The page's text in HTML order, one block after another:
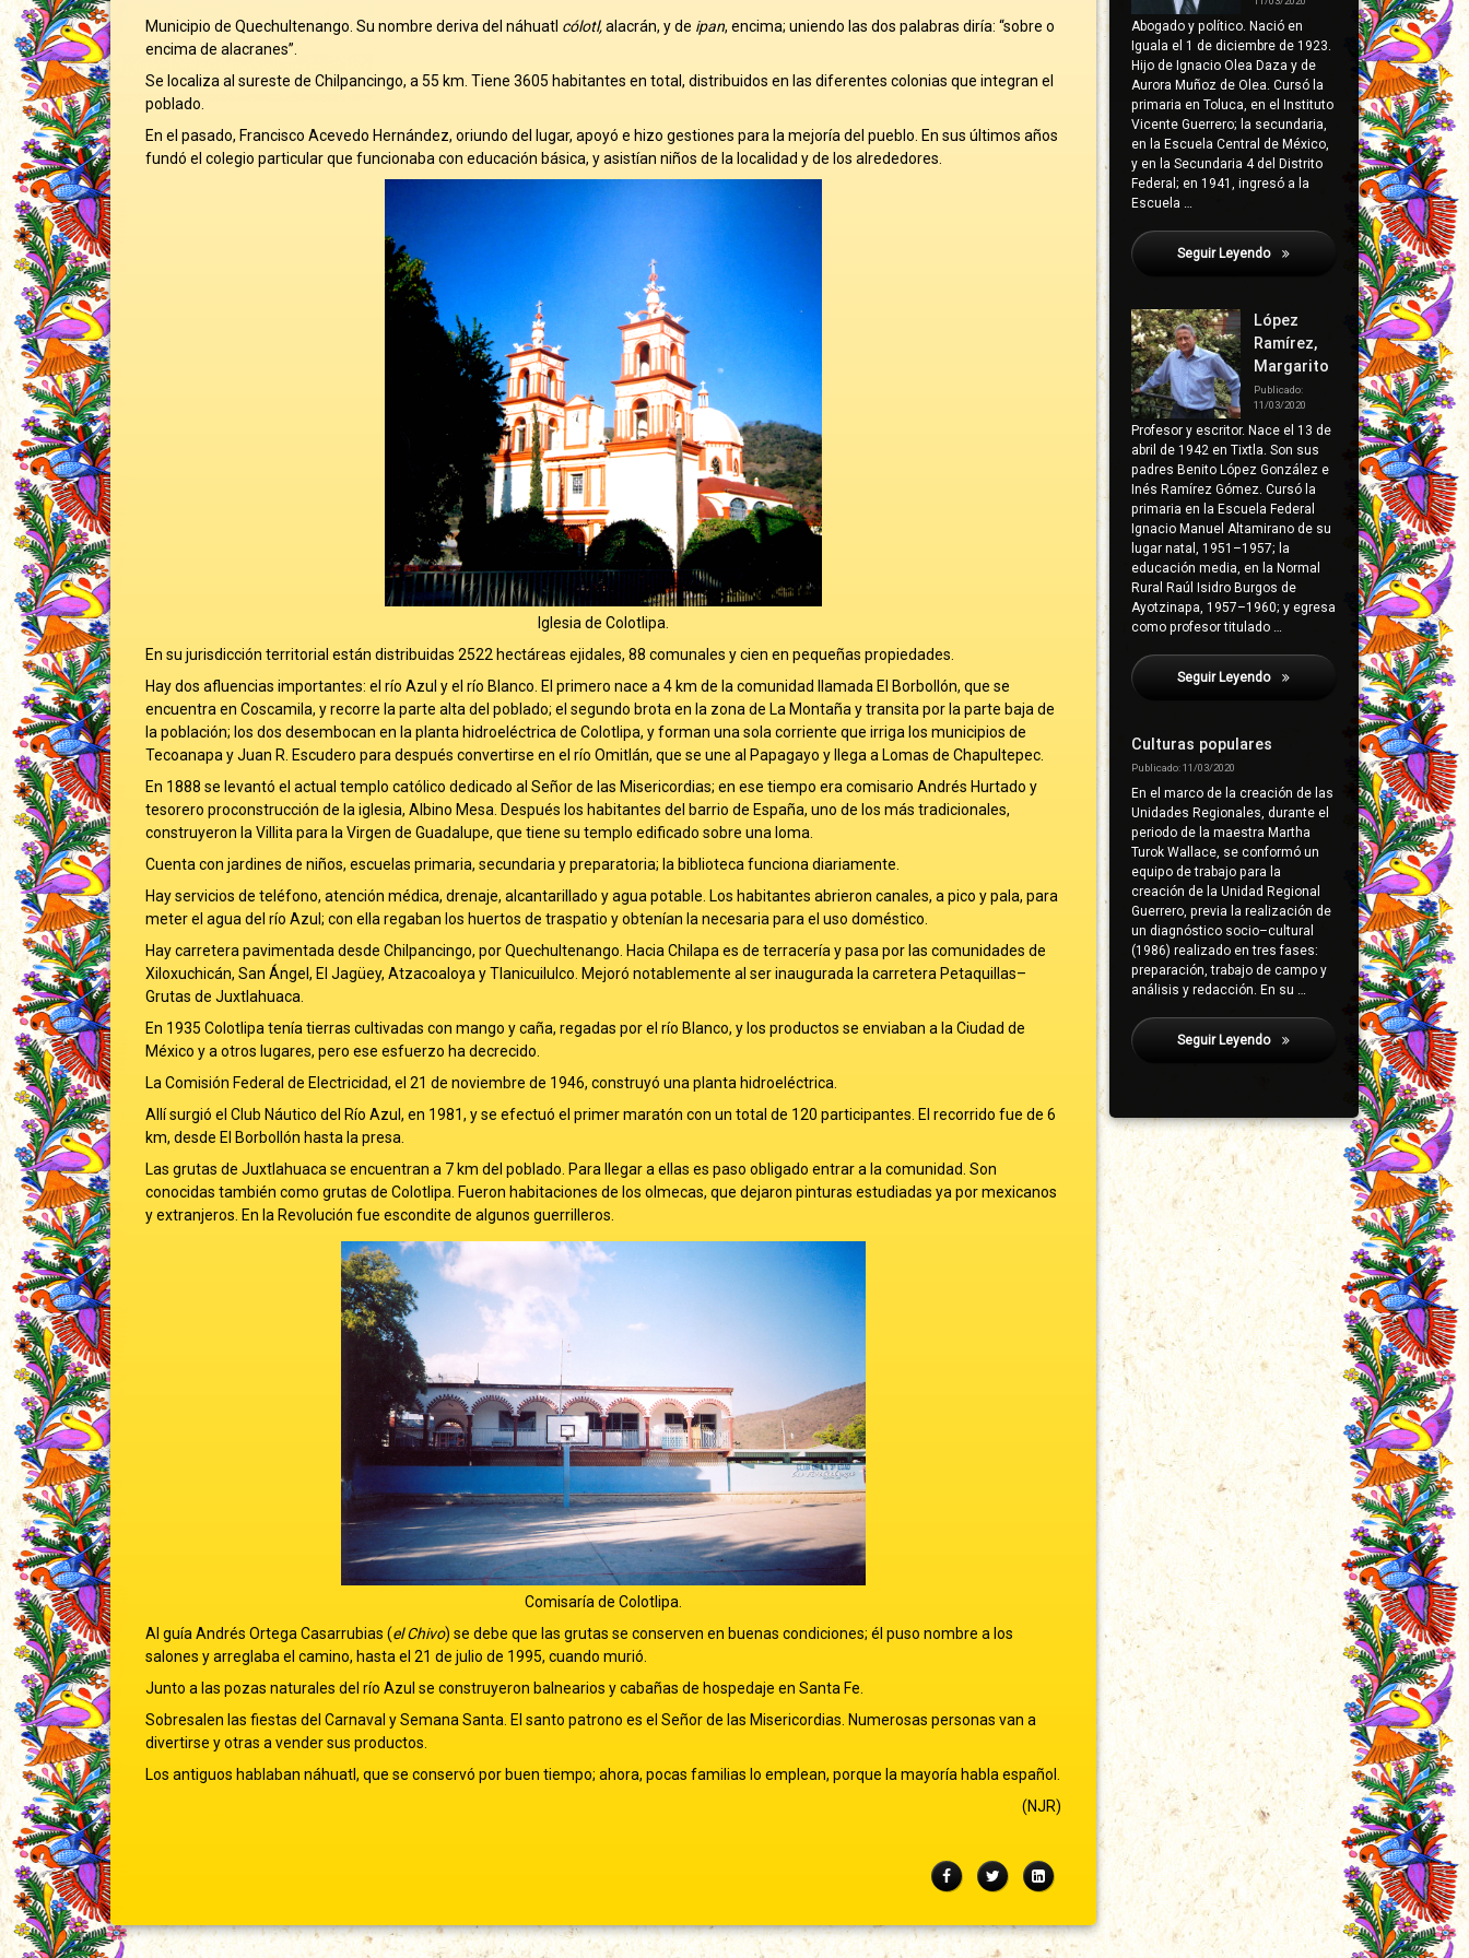
Municipio de Quechultenango. Su nombre deriva del náhuatl cólotl,alacrán, y de ipan, encima; uniendo las dos palabras diría: “sobre o
encima de alacranes”.
Se localiza al sureste de Chilpancingo, a 55 km. Tiene 3605 habitantes en total, distribuidos en las diferentes colonias que integran el
poblado.
En el pasado, Francisco Acevedo Hernández, oriundo del lugar, apoyó e hizo gestiones para la mejoría del pueblo. En sus últimos años
fundó el colegio particular que funcionaba con educación básica, y asistían niños de la localidad y de los alrededores.
Iglesia de Colotlipa.
En su jurisdicción territorial están distribuidas 2522 hectáreas ejidales, 88 comunales y cien en pequeñas propiedades.
Hay dos afluencias importantes: el río Azul y el río Blanco. El primero nace a 4 km de la comunidad llamada El Borbollón, que se
encuentra en Coscamila, y recorre la parte alta del poblado; el segundo brota en la zona de La Montaña y transita por la parte baja de
la población; los dos desembocan en la planta hidroeléctrica de Colotlipa, y forman una sola corriente que irriga los municipios de
Tecoanapa y Juan R. Escudero para después convertirse en el río Omitlán, que se une al Papagayo y llega a Lomas de Chapultepec.
En 1888 se levantó el actual templo católico dedicado al Señor de las Misericordias; en ese tiempo era comisario Andrés Hurtado y
tesorero proconstrucción de la iglesia, Albino Mesa. Después los habitantes del barrio de España, uno de los más tradicionales,
construyeron la Villita para la Virgen de Guadalupe, que tiene su templo edificado sobre una loma.
Cuenta con jardines de niños, escuelas primaria, secundaria y preparatoria; la biblioteca funciona diariamente.
Hay servicios de teléfono, atención médica, drenaje, alcantarillado y agua potable. Los habitantes abrieron canales, a pico y pala, para
meter el agua del río Azul; con ella regaban los huertos de traspatio y obtenían la necesaria para el uso doméstico.
Hay carretera pavimentada desde Chilpancingo, por Quechultenango. Hacia Chilapa es de terracería y pasa por las comunidades de
Xiloxuchicán, San Ángel, El Jagüey, Atzacoaloya y Tlanicuilulco. Mejoró notablemente al ser inaugurada la carretera Petaquillas–
Grutas de Juxtlahuaca.
En 1935 Colotlipa tenía tierras cultivadas con mango y caña, regadas por el río Blanco, y los productos se enviaban a la Ciudad de
México y a otros lugares, pero ese esfuerzo ha decrecido.
La Comisión Federal de Electricidad, el 21 de noviembre de 1946, construyó una planta hidroeléctrica.
Allí surgió el Club Náutico del Río Azul, en 1981, y se efectuó el primer maratón con un total de 120 participantes. El recorrido fue de 6
km, desde El Borbollón hasta la presa.
Las grutas de Juxtlahuaca se encuentran a 7 km del poblado. Para llegar a ellas es paso obligado entrar a la comunidad. Son
conocidas también como grutas de Colotlipa. Fueron habitaciones de los olmecas, que dejaron pinturas estudiadas ya por mexicanos
y extranjeros. En la Revolución fue escondite de algunos guerrilleros.
Comisaría de Colotlipa.
Al guía Andrés Ortega Casarrubias (el Chivo) se debe que las grutas se conserven en buenas condiciones; él puso nombre a los
salones y arreglaba el camino, hasta el 21 de julio de 1995, cuando murió.
Junto a las pozas naturales del río Azul se construyeron balnearios y cabañas de hospedaje en Santa Fe.
Sobresalen las fiestas del Carnaval y Semana Santa. El santo patrono es el Señor de las Misericordias. Numerosas personas van a
divertirse y otras a vender sus productos.
Los antiguos hablaban náhuatl, que se conservó por buen tiempo; ahora, pocas familias lo emplean, porque la mayoría habla español.
(NJR)
FacebookTwitterLinkedIn
Abogado y político. Nació en
Iguala el 1 de diciembre de 1923.
Hijo de Ignacio Olea Daza y de
Aurora Muñoz de Olea. Cursó la
primaria en Toluca, en el Instituto
Vicente Guerrero; la secundaria,
en la Escuela Central de México,
y en la Secundaria 4 del Distrito
Federal; en 1941, ingresó a la
Escuela …
Seguir Leyendo Colotlipa
López
Ramírez,
Margarito
Publicado:
11/03/2020
Profesor y escritor. Nace el 13 de
abril de 1942 en Tixtla. Son sus
padres Benito López González e
Inés Ramírez Gómez. Cursó la
primaria en la Escuela Federal
Ignacio Manuel Altamirano de su
lugar natal, 1951–1957; la
educación media, en la Normal
Rural Raúl Isidro Burgos de
Ayotzinapa, 1957–1960; y egresa
como profesor titulado …
Seguir Leyendo Colotlipa
Culturas populares
Publicado: 11/03/2020
En el marco de la creación de las
Unidades Regionales, durante el
periodo de la maestra Martha
Turok Wallace, se conformó un
equipo de trabajo para la
creación de la Unidad Regional
Guerrero, previa la realización de
un diagnóstico socio–cultural
(1986) realizado en tres fases:
preparación, trabajo de campo y
análisis y redacción. En su …
Seguir Leyendo Colotlipa